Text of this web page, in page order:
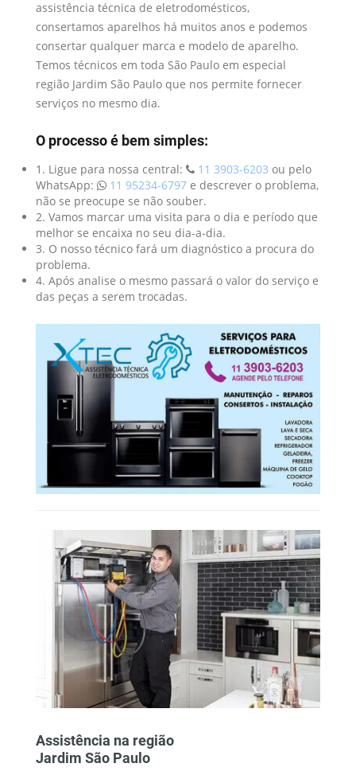
assistência técnica de eletrodomésticos,
consertamos aparelhos há muitos anos e podemos
consertar qualquer marca e modelo de aparelho.
Temos técnicos em toda São Paulo em especial
região Jardim São Paulo que nos permite fornecer
serviços no mesmo dia.
O processo é bem simples:
1. Ligue para nossa central: 11 3903-6203 ou pelo
WhatsApp:
11 95234-6797 e descrever o problema,
não se preocupe se não souber.
2. Vamos marcar uma visita para o dia e período que
melhor se encaixa no seu dia-a-dia.
3. O nosso técnico fará um diagnóstico a procura do
problema.
4. Após analise o mesmo passará o valor do serviço e
das peças a serem trocadas.
Assistência na região
Jardim São Paulo